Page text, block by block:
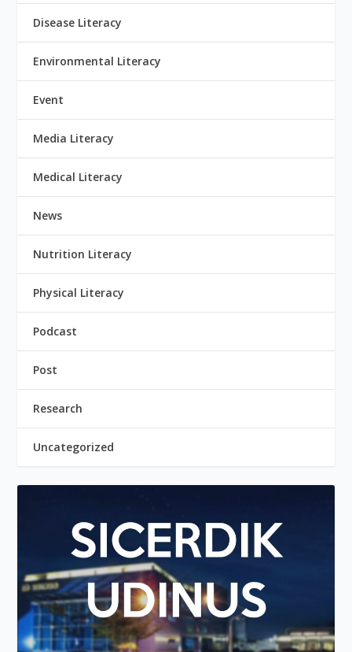
Disease Literacy
Environmental Literacy
Event
Media Literacy
Medical Literacy
News
Nutrition Literacy
Physical Literacy
Podcast
Post
Research
Uncategorized